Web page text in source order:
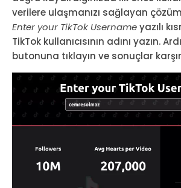
verilere ulaşmanızı sağlayan
Enter your TikTok Usernameyazılı
TikTok kullanıcısının adını yazın.
butonuna tıklayın ve sonuçlar